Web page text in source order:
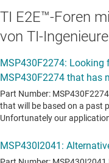
TI E2E™-Foren
von TI-